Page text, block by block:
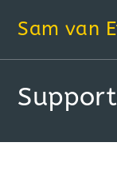
Sam van